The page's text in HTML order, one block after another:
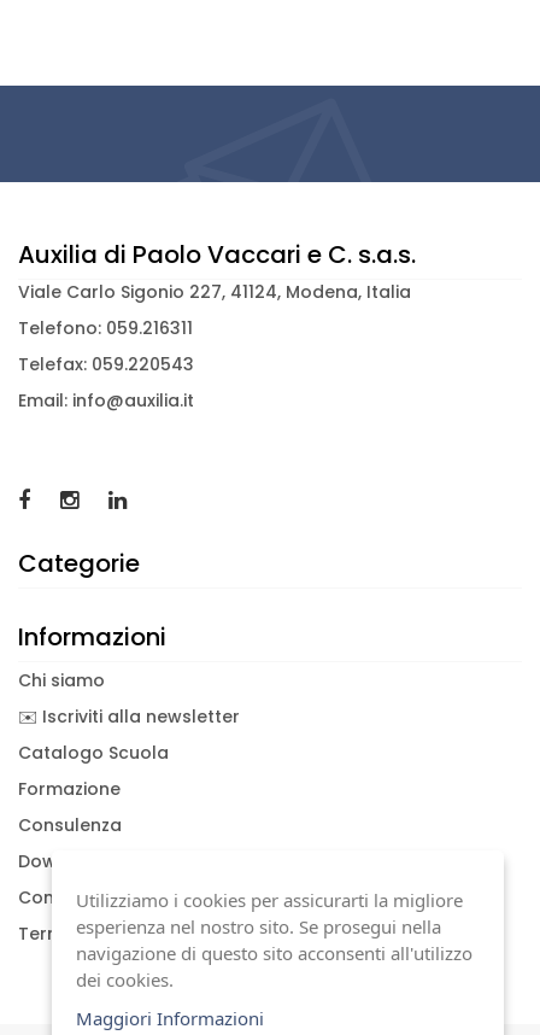
Auxilia di Paolo Vaccari e C. s.a.s.
Viale Carlo Sigonio 227, 41124, Modena, Italia
Telefono: 059.216311
Telefax: 059.220543
Email: info@auxilia.it
Categorie
Informazioni
Chi siamo
✉️ Iscriviti alla newsletter
Catalogo Scuola
Formazione
Consulenza
Download documenti
Condizioni generali
Termini di garanzia
Utilizziamo i cookies per assicurarti la migliore
esperienza nel nostro sito. Se prosegui nella
navigazione di questo sito acconsenti all'utilizzo
dei cookies.
Maggiori Informazioni